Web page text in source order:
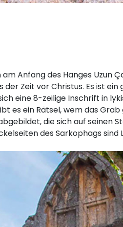
Anfang des Hanges Uzun
Zeit vor Christus. Es ist
eine 8-zeilige Inschrift in
es ein Rätsel, wem das
die sich auf seinen
des Sarkophags sind